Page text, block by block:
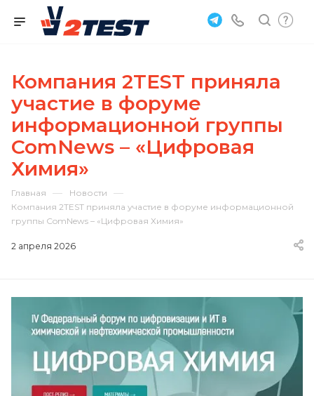
Компания 2TEST приняла
участие в форуме
информационной группы
ComNews – «Цифровая
Химия»
Главная — Новости —
Компания 2TEST приняла участие в форуме информационной
группы ComNews – «Цифровая Химия»
2 апреля 2026